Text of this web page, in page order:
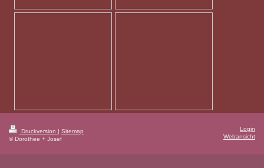
Druckversion | Sitemap
© Dorothee + Josef
Login
Webansicht